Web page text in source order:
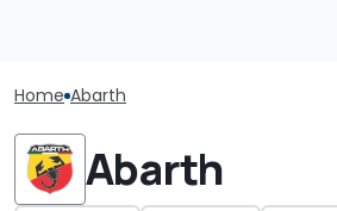
Home Abarth
Abarth